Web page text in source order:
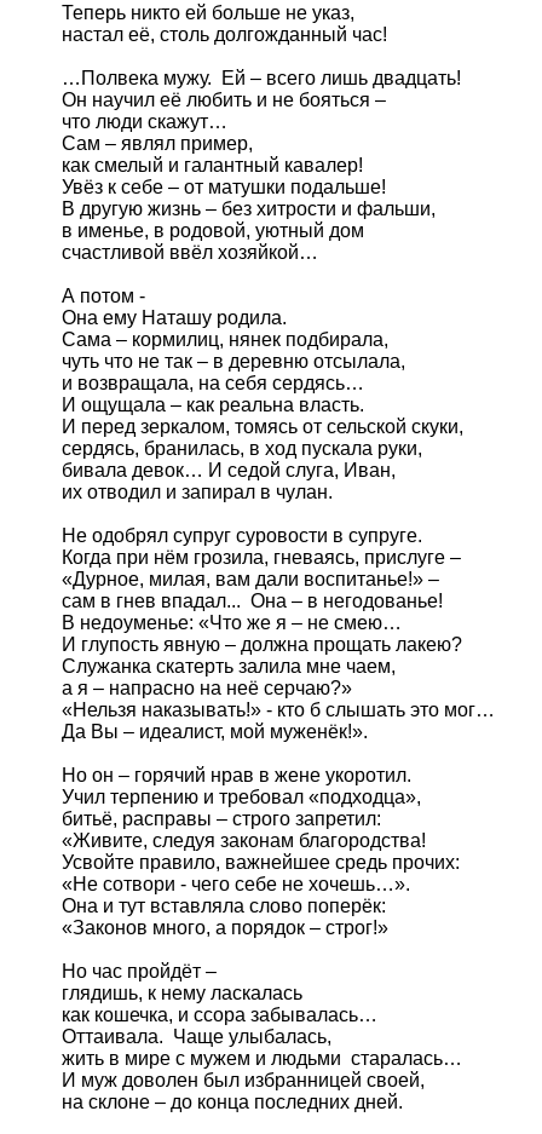
Теперь никто ей больше не указ,
настал её, столь долгожданный час!
…Полвека мужу.  Ей – всего лишь двадцать!
Он научил её любить и не бояться –
что люди скажут…
Сам – являл пример,
как смелый и галантный кавалер!
Увёз к себе – от матушки подальше!
В другую жизнь – без хитрости и фальши,
в именье, в родовой, уютный дом
счастливой ввёл хозяйкой…
А потом -
Она ему Наташу родила.
Сама – кормилиц, нянек подбирала,
чуть что не так – в деревню отсылала,
и возвращала, на себя сердясь…
И ощущала – как реальна власть.
И перед зеркалом, томясь от сельской скуки,
сердясь, бранилась, в ход пускала руки,
бивала девок… И седой слуга, Иван,
их отводил и запирал в чулан.
Не одобрял супруг суровости в супруге.
Когда при нём грозила, гневаясь, прислуге –
«Дурное, милая, вам дали воспитанье!» –
сам в гнев впадал...  Она – в негодованье!
В недоуменье: «Что же я – не смею…
И глупость явную – должна прощать лакею?
Служанка скатерть залила мне чаем,
а я – напрасно на неё серчаю?»
«Нельзя наказывать!» - кто б слышать это мог…
Да Вы – идеалист, мой муженёк!».
Но он – горячий нрав в жене укоротил.
Учил терпению и требовал «подходца»,
битьё, расправы – строго запретил:
«Живите, следуя законам благородства!
Усвойте правило, важнейшее средь прочих:
«Не сотвори - чего себе не хочешь…».
Она и тут вставляла слово поперёк:
«Законов много, а порядок – строг!»
Но час пройдёт –
глядишь, к нему ласкалась
как кошечка, и ссора забывалась…
Оттаивала.  Чаще улыбалась,
жить в мире с мужем и людьми  старалась…
И муж доволен был избранницей своей,
на склоне – до конца последних дней.